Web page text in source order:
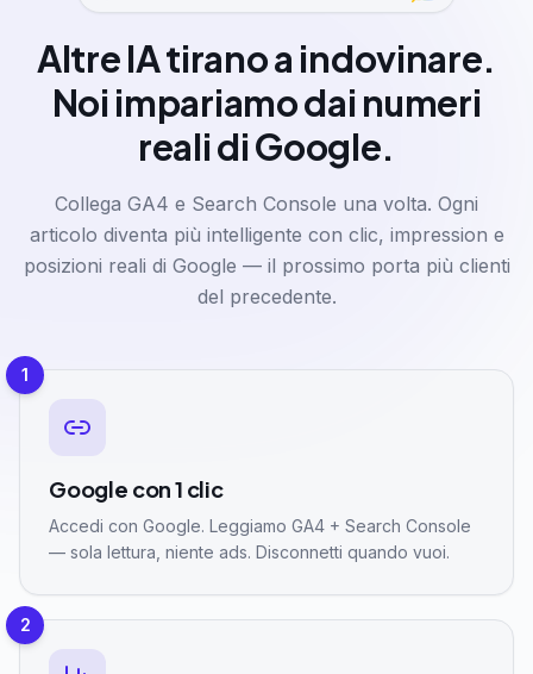
Altre IA tirano a indovinare.
Noi impariamo dai numeri
reali di Google.
Collega GA4 e Search Console una volta. Ogni
articolo diventa più intelligente con clic, impression e
posizioni reali di Google — il prossimo porta più clienti
del precedente.
1
Google con 1 clic
Accedi con Google. Leggiamo GA4 + Search Console
— sola lettura, niente ads. Disconnetti quando vuoi.
2